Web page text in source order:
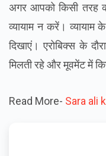
अगर आपको किसी तरह
व्यायाम न करें। व्यायाम
दिखाएं। एरोबिक्स के
मिलती रहे और मूवमेंट में
Read More- Sara ali